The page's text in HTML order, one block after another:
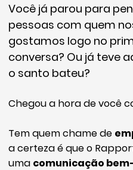
Você já parou para
pessoas com quem
gostamos logo no
conversa? Ou já teve
o santo bateu?
Chegou a hora de você
Tem quem chame de
a certeza é que o
uma comunicação